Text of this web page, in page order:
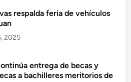
respalda feria de vehículos
2025
entrega de becas y
a bachilleres meritorios de